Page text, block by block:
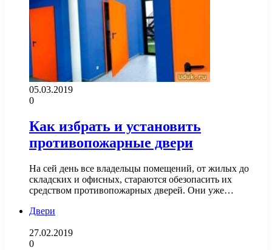
05.03.2019
0
Как избрать и установить
противопожарные двери
На сей день все владельцы помещений, от жилых до
складских и офисных, стараются обезопасить их
средством противопожарных дверей. Они уже…
Двери
27.02.2019
0